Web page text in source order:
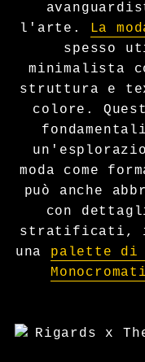
l'arte. La
spesso
minimalista
struttura e
colore.
moda come
può anche
con
stratificati,
una palette di